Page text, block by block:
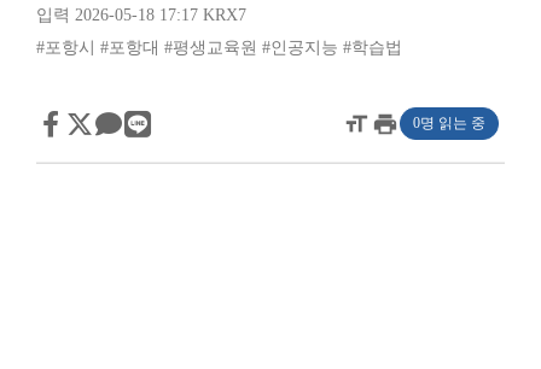
입력 2026-05-18 17:17 KRX7
#포항시
#포항대 #평생교육원 #인공지능 #학습법
format_sizeprint 0명 읽는 중